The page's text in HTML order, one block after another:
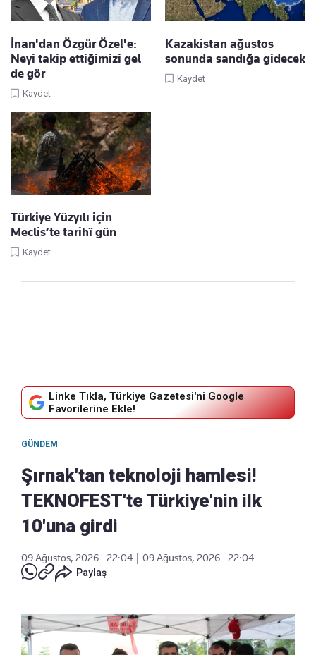
İnan'dan Özgür Özel'e:
Neyi takip ettiğimizi gel
de gör
Kaydet
Kazakistan ağustos
sonunda sandığa gidecek
Kaydet
Türkiye Yüzyılı için
Meclis’te tarihî gün
Kaydet
Linke Tıkla, Türkiye Gazetesi'ni Google
Favorilerine Ekle!
GÜNDEM
Şırnak'tan teknoloji hamlesi!
TEKNOFEST'te Türkiye'nin ilk
10'una girdi
09 Ağustos, 2026 - 22:04
09 Ağustos, 2026 - 22:04
Paylaş